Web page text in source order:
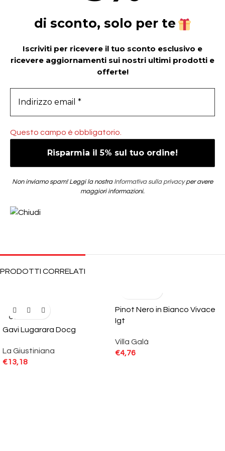
di sconto, solo per te
Iscriviti per ricevere il tuo sconto esclusivo e
ricevere aggiornamenti sui nostri ultimi prodotti e
offerte!
Questo campo è obbligatorio.
Non inviamo spam! Leggi la nostra Informativa sulla privacyper avere
maggiori informazioni.
PRODOTTI CORRELATI
OUT
Gavi Lugarara Docg
La Giustiniana
€13,18
Pinot Nero in Bianco Vivace
Igt
Villa Galà
€4,76